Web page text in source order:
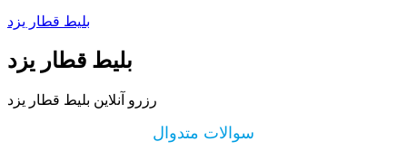
بلیط قطار یزد
بلیط قطار یزد
رزرو آنلاین بلیط قطار یزد
سوالات متدوال